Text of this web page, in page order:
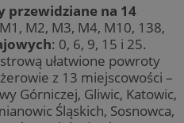
przewidziane na 14
M1, M2, M3, M4, M10, 138,
: 0, 6, 9, 15 i 25.
ułatwione powroty
z 13 miejscowości –
Górniczej, Gliwic, Katowic,
Śląskich, Sosnowca,